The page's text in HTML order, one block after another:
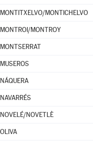
MONTITXELVO/MONTICHELVO
MONTROI/MONTROY
MONTSERRAT
MUSEROS
NÁQUERA
NAVARRÉS
NOVELÉ/NOVETLÈ
OLIVA